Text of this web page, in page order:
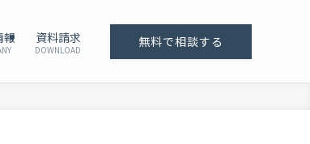
報 資料請求
DOWNLOAD
無料で相談する